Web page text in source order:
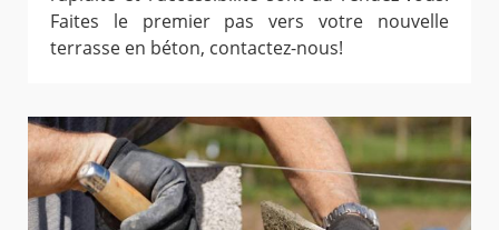
Faites le premier pas vers votre nouvelle
terrasse en béton, contactez-nous!